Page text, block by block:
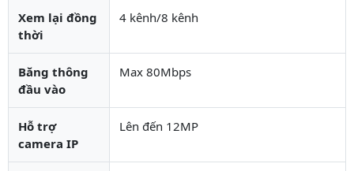
Xem lại đồng
thời
4 kênh/8 kênh
Băng thông
đầu vào
Max 80Mbps
Hỗ trợ
camera IP
Lên đến 12MP